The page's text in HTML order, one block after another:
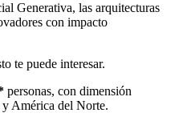
Generativa, las arquitecturas
con impacto
te puede interesar.
personas, con dimensión
América del Norte.